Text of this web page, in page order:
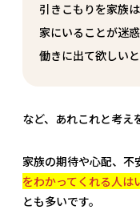
引きこもりを家族
家にいることが迷
働きに出て欲しい
など、あれこれと考え
家族の期待や心配、不
をわかってくれる人は
とも多いです。